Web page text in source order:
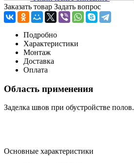
Заказать товар Задать вопрос
Подробно
Характеристики
Монтаж
Доставка
Оплата
Область применения
Заделка швов при обустройстве полов.
Основные характеристики